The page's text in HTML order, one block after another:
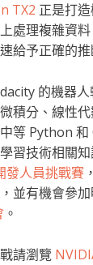
TX2 正是打
處理複雜資
給予正確的推
的機器人
積分、線性
等 Python 和
習技術相關
發人員挑戰賽
並有機會參
。
請瀏覽